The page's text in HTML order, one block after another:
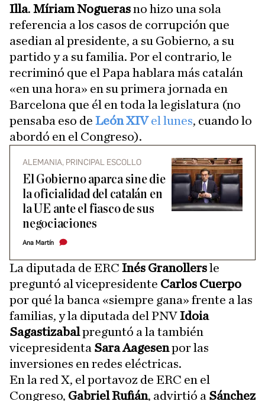
Illa. Míriam Noguerasno hizo una sola
referencia a los casos de corrupción que
asedian al presidente, a su Gobierno, a su
partido y a su familia. Por el contrario, le
recriminó que el Papa hablara más catalán
«en una hora» en su primera jornada en
Barcelona que él en toda la legislatura (no
pensaba eso de León XIVel lunes, cuando lo
abordó en el Congreso).
ALEMANIA, PRINCIPAL ESCOLLO
El Gobierno aparca sine die
la oficialidad del catalán en
la UE ante el fiasco de sus
negociaciones
Ana Martín
La diputada de ERC Inés Granollersle
preguntó al vicepresidente Carlos Cuerpo
por qué la banca «siempre gana» frente a las
familias, y la diputada del PNVIdoia
Sagastizabalpreguntó a la también
vicepresidenta Sara Aagesenpor las
inversiones en redes eléctricas.
En la red X, el portavoz de ERC en el
Congreso, Gabriel Rufián, advirtió a Sánchez